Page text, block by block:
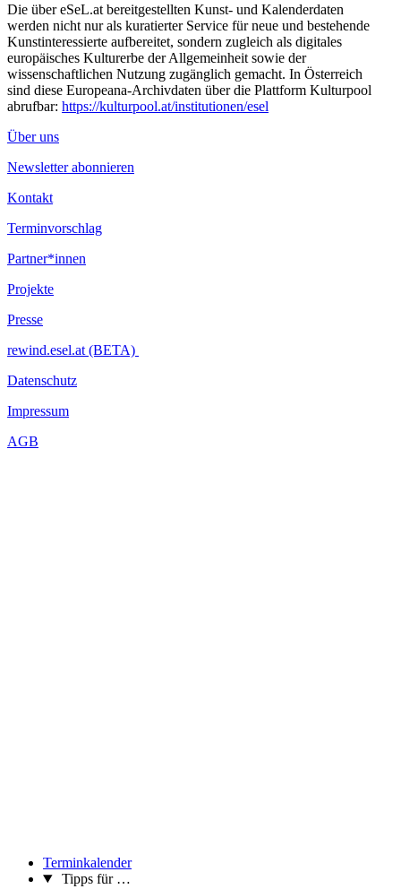
Die über eSeL.at bereitgestellten Kunst- und Kalenderdaten
werden nicht nur als kuratierter Service für neue und bestehende
Kunstinteressierte aufbereitet, sondern zugleich als digitales
europäisches Kulturerbe der Allgemeinheit sowie der
wissenschaftlichen Nutzung zugänglich gemacht. In Österreich
sind diese Europeana-Archivdaten über die Plattform Kulturpool
abrufbar: https://kulturpool.at/institutionen/esel
Über uns
Newsletter abonnieren
Kontakt
Terminvorschlag
Partner*innen
Projekte
Presse
rewind.esel.at (BETA)
Datenschutz
Impressum
AGB
Terminkalender
Tipps für …